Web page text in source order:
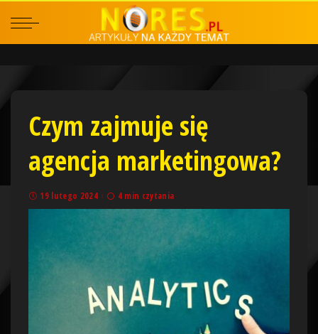
Czym zajmuje się
agencja marketingowa?
19 lutego 2024 4 min czytania